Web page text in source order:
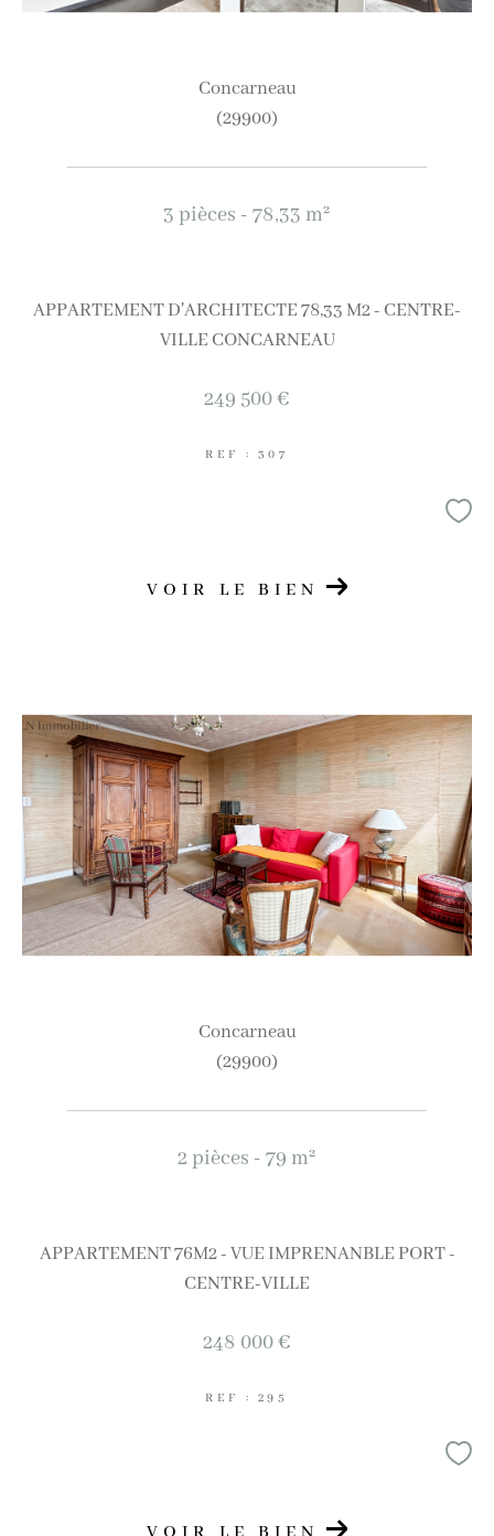
concarneau
(29900)
3 pièces - 78,33 m²
APPARTEMENT D'ARCHITECTE 78,33 M2 - CENTRE-
VILLE CONCARNEAU
249 500 €
REF : 307
VOIR LE BIEN
concarneau
(29900)
2 pièces - 79 m²
APPARTEMENT 76M2 - VUE IMPRENANBLE PORT -
CENTRE-VILLE
248 000 €
REF : 295